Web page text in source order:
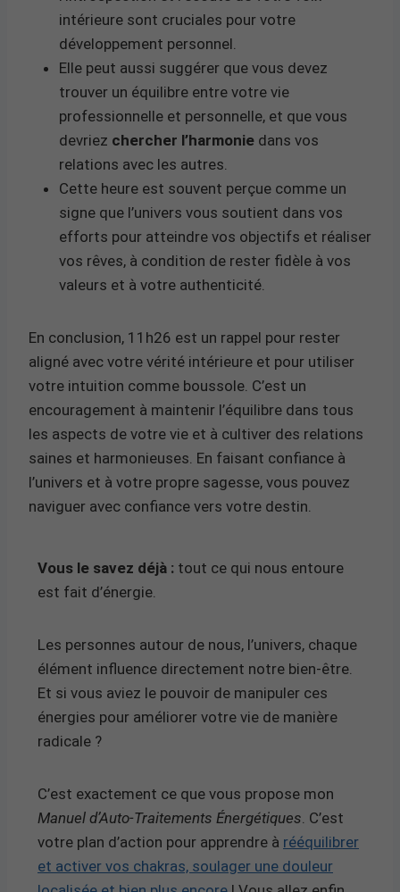
intérieure sont cruciales pour votre
développement personnel.
Elle peut aussi suggérer que vous devez
trouver un équilibre entre votre vie
professionnelle et personnelle, et que vous
devriez chercher l’harmonie dans vos
relations avec les autres.
Cette heure est souvent perçue comme un
signe que l’univers vous soutient dans vos
efforts pour atteindre vos objectifs et réaliser
vos rêves, à condition de rester fidèle à vos
valeurs et à votre authenticité.
En conclusion, 11h26 est un rappel pour rester
aligné avec votre vérité intérieure et pour utiliser
votre intuition comme boussole. C’est un
encouragement à maintenir l’équilibre dans tous
les aspects de votre vie et à cultiver des relations
saines et harmonieuses. En faisant confiance à
l’univers et à votre propre sagesse, vous pouvez
naviguer avec confiance vers votre destin.
Vous le savez déjà : tout ce qui nous entoure
est fait d’énergie.
Les personnes autour de nous, l’univers, chaque
élément influence directement notre bien-être.
Et si vous aviez le pouvoir de manipuler ces
énergies pour améliorer votre vie de manière
radicale ?
C’est exactement ce que vous propose mon
Manuel d’Auto-Traitements Énergétiques . C’est
votre plan d’action pour apprendre à rééquilibrer
et activer vos chakras, soulager une douleur